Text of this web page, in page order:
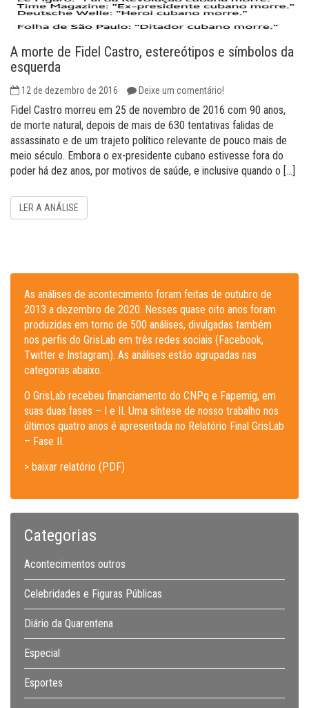
A morte de Fidel Castro, estereótipos e símbolos da
esquerda
12 de dezembro de 2016 Deixe um comentário!
Fidel Castro morreu em 25 de novembro de 2016 com 90 anos,
de morte natural, depois de mais de 630 tentativas falidas de
assassinato e de um trajeto político relevante de pouco mais de
meio século. Embora o ex-presidente cubano estivesse fora do
poder há dez anos, por motivos de saúde, e inclusive quando o […]
LER A ANÁLISE
As análises de acontecimento foram feitas de outubro de
2013 a dezembro de 2020. Nesses quase oito anos foram
produzidas em torno de 500 análises, divulgadas também
nos perfis do GrisLab em três redes sociais (Facebook,
Twitter e Instagram). As análises estão agrupadas nas
categorias abaixo.
O GrisLab recebeu financiamento do CNPq e Fapemig, em
suas duas fases – I e II. Uma síntese de nosso trabalho nos
últimos quatro anos é apresentada no Relatório Final GrisLab
– Fase II.
> baixar relatório (PDF)
Categorias
Acontecimentos outros
Celebridades e Figuras Públicas
Diário da Quarentena
Especial
Esportes